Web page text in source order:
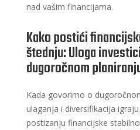
nad vašim financijama.
Kako postići
štednju: Uloga
dugoročnom
Kada govorimo o
ulaganja i diversifikacija
postizanju financijske